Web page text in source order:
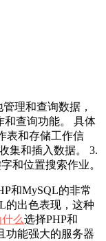
理和查询数据，
和查询功能。 具体
表和存储工作信
集和插入数据。 3.
和位置搜索作业。
和MySQL的非常
的出色表现，这种
什么选择PHP和
功能强大的服务器